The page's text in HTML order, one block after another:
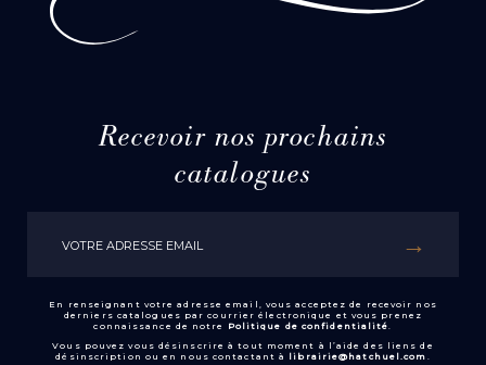
Recevoir nos prochains
catalogues
En renseignant votre adresse email, vous acceptez de recevoir nos
derniers catalogues par courrier électronique et vous prenez
connaissance de notre
Politique de confidentialité
Vous pouvez vous désinscrire à tout moment à l’aide des liens de
désinscription ou en nous contactant à librairie@hatchuel.com